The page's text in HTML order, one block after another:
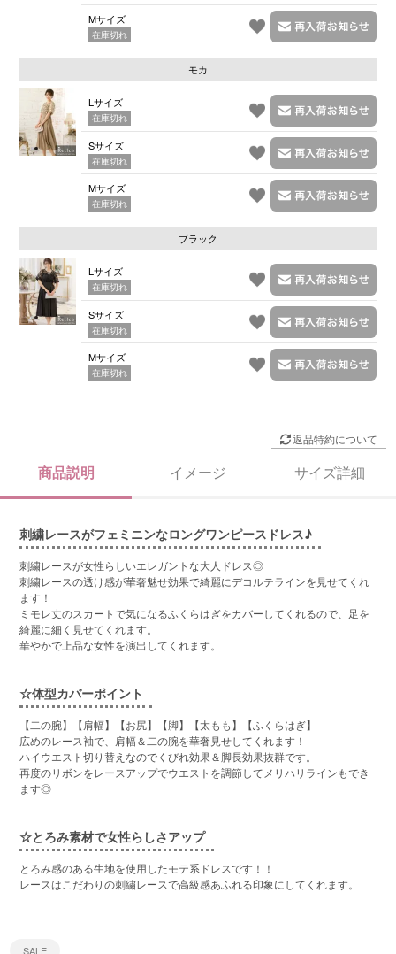
Mサイズ
在庫切れ
モカ
Lサイズ
在庫切れ
Sサイズ
在庫切れ
Mサイズ
在庫切れ
ブラック
Lサイズ
在庫切れ
Sサイズ
在庫切れ
Mサイズ
在庫切れ
返品特約について
商品説明 イメージ サイズ詳細
刺繍レースがフェミニンなロングワンピースドレス♪
刺繍レースが女性らしいエレガントな大人ドレス◎
刺繍レースの透け感が華奢魅せ効果で綺麗にデコルテラインを見せてくれ
ます！
ミモレ丈のスカートで気になるふくらはぎをカバーしてくれるので、足を
綺麗に細く見せてくれます。
華やかで上品な女性を演出してくれます。
☆体型カバーポイント
【二の腕】【肩幅】【お尻】【脚】【太もも】【ふくらはぎ】
広めのレース袖で、肩幅＆二の腕を華奢見せしてくれます！
ハイウエスト切り替えなのでくびれ効果＆脚長効果抜群です。
再度のリボンをレースアップでウエストを調節してメリハリラインもでき
ます◎
☆とろみ素材で女性らしさアップ
とろみ感のある生地を使用したモテ系ドレスです！！
レースはこだわりの刺繍レースで高級感あふれる印象にしてくれます。
SALE